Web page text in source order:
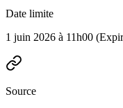
Date limite
1 juin 2026 à 11h00
Source